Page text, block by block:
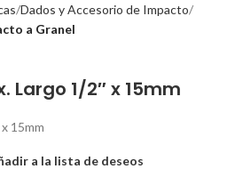
Dados y Accesorio de Impacto
a Granel
Largo 1/2″ x 15mm
15mm
a la lista de deseos